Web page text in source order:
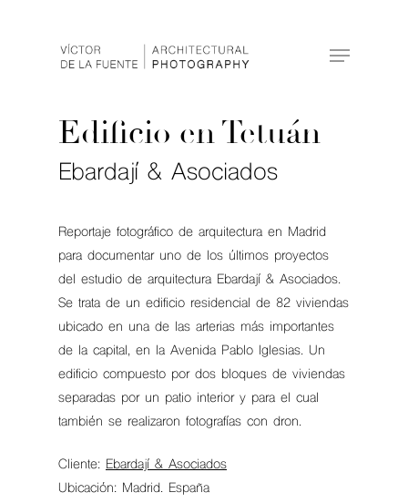
Edificio en Tetuán
Ebardají & Asociados
Reportaje fotográfico de arquitectura en Madrid
para documentar uno de los últimos proyectos
del estudio de arquitectura Ebardají & Asociados.
Se trata de un edificio residencial de 82 viviendas
ubicado en una de las arterias más importantes
de la capital, en la Avenida Pablo Iglesias. Un
edificio compuesto por dos bloques de viviendas
separadas por un patio interior y para el cual
también se realizaron fotografías con dron.
Cliente: Ebardají & Asociados
Ubicación: Madrid. España